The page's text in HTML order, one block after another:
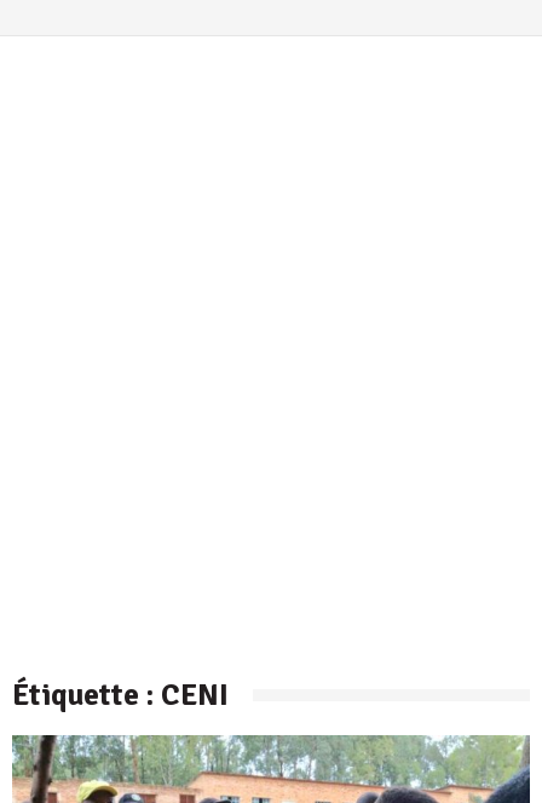
Étiquette : CENI